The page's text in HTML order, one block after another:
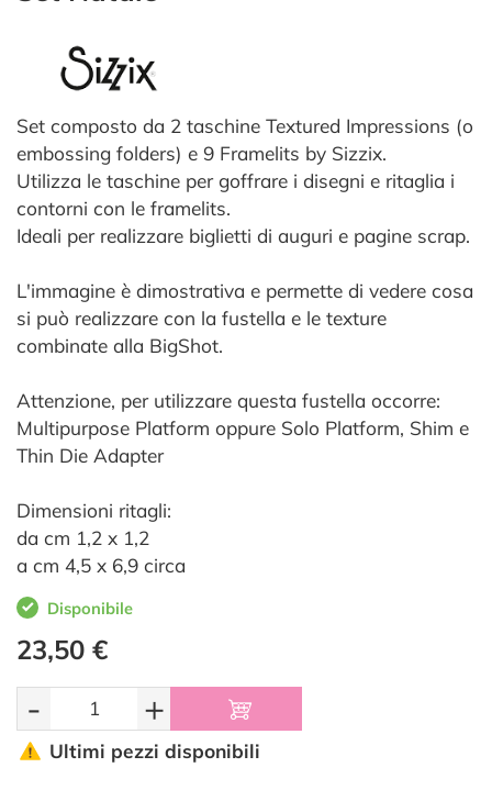
Set composto da 2 taschine Textured Impressions (o
embossing folders) e 9 Framelits by Sizzix.
Utilizza le taschine per goffrare i disegni e ritaglia i
contorni con le framelits.
Ideali per realizzare biglietti di auguri e pagine scrap.
L'immagine è dimostrativa e permette di vedere cosa
si può realizzare con la fustella e le texture
combinate alla BigShot.
Attenzione, per utilizzare questa fustella occorre:
Multipurpose Platform oppure Solo Platform, Shim e
Thin Die Adapter
Dimensioni ritagli:
da cm 1,2 x 1,2
a cm 4,5 x 6,9 circa
Disponibile
23,50 €
- +
Ultimi pezzi disponibili